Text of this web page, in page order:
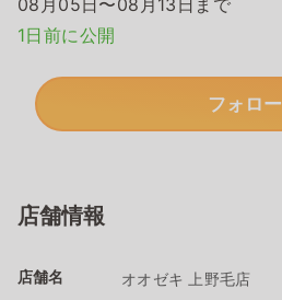
1日前に公開
フォロー
店舗情報
店舗名 オオゼキ 上野毛店